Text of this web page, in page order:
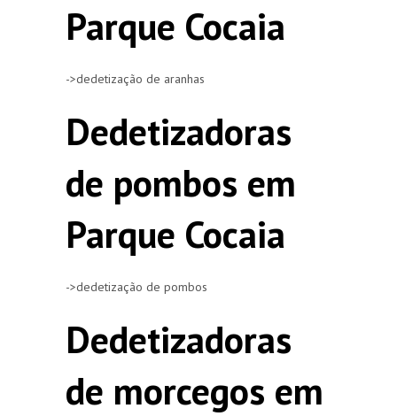
Parque Cocaia
->dedetização de aranhas
Dedetizadoras
de pombos em
Parque Cocaia
->dedetização de pombos
Dedetizadoras
de morcegos em